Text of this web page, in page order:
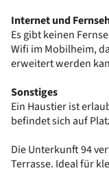
Internet und
Es gibt keinen
Wifi im Mobilheim,
erweitert werden
Sonstiges
Ein Haustier ist
befindet sich auf
Die Unterkunft 94
Terrasse. Ideal für